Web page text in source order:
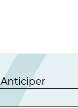
Anticiper